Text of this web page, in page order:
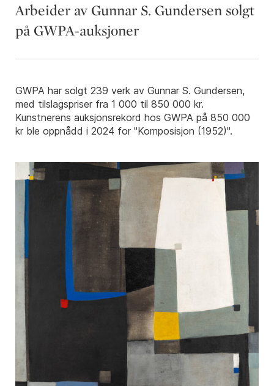
Arbeider av Gunnar S. Gundersen solgt
på GWPA-auksjoner
GWPA har solgt 239 verk av Gunnar S. Gundersen,
med tilslagspriser fra 1 000 til 850 000 kr.
Kunstnerens auksjonsrekord hos GWPA på 850 000
kr ble oppnådd i 2024 for "Komposisjon (1952)".